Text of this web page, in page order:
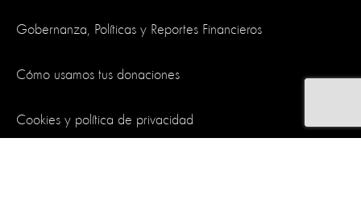
Gobernanza, Políticas y Reportes Financieros
Cómo usamos tus donaciones
Cookies y política de privacidad